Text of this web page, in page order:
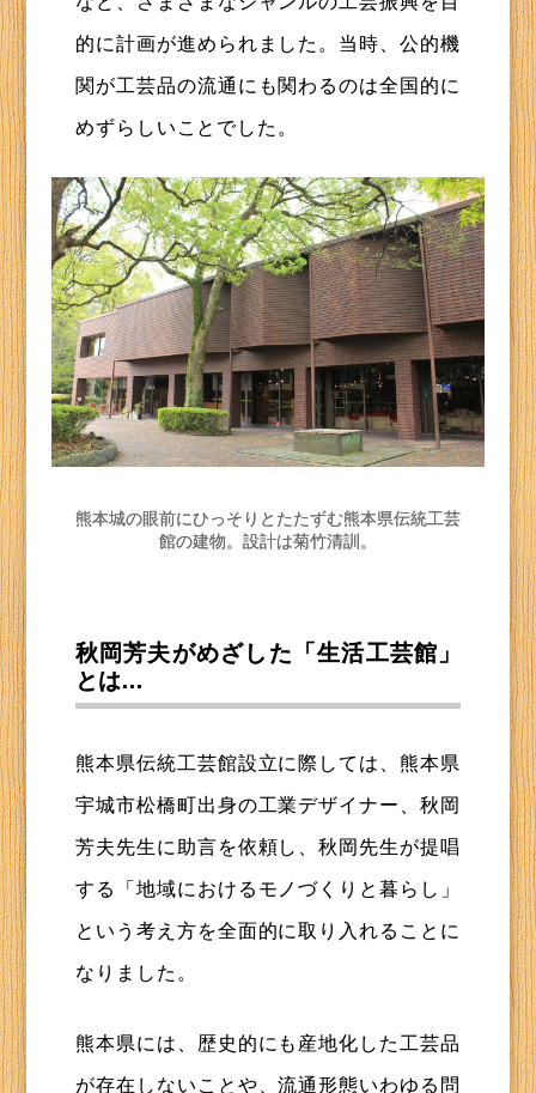
的に計画が進められました。当時、公的機
関が工芸品の流通にも関わるのは全国的に
めずらしいことでした。
熊本城の眼前にひっそりとたたずむ熊本県伝統工芸
館の建物。設計は菊竹清訓。
秋岡芳夫がめざした「生活工芸館」
とは…
熊本県伝統工芸館設立に際しては、熊本県
宇城市松橋町出身の工業デザイナー、秋岡
芳夫先生に助言を依頼し、秋岡先生が提唱
する「地域におけるモノづくりと暮らし」
という考え方を全面的に取り入れることに
なりました。
熊本県には、歴史的にも産地化した工芸品
が存在しないことや、流通形態いわゆる問